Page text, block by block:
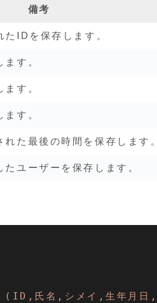
備考
たIDを保存します。
す。
ます。
す。
れた最後の時間を保存します。
たユーザーを保存します。
氏名,シメイ,生年